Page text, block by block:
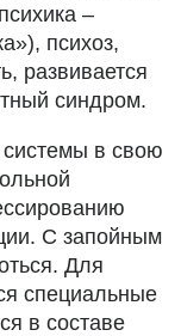
–
психоз,
развивается
синдром.
системы в свою
С запойным
Для
специальные
в составе